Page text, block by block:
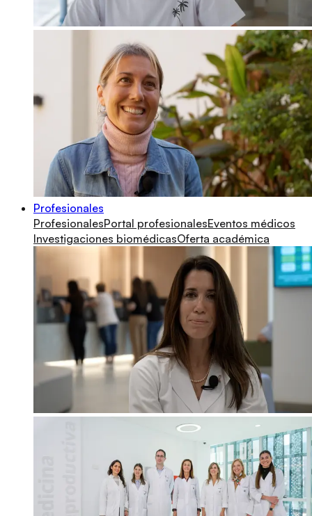
Profesionales
ProfesionalesPortal profesionalesEventos médicos
Investigaciones biomédicasOferta académica